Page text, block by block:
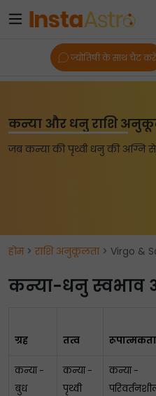
ज्योतिषी के साथ चैट करें
कन्या और धनु राशि
जब कन्या की पृथ्वी धनु की अग्नि
होम>राशि अनुकूलता> Virgo &
कन्या-धनु स्वभाव
ग्रह तत्व रूपात्मकता
कन्या -
बुध
कन्या -
पृथ्वी
कन्या -